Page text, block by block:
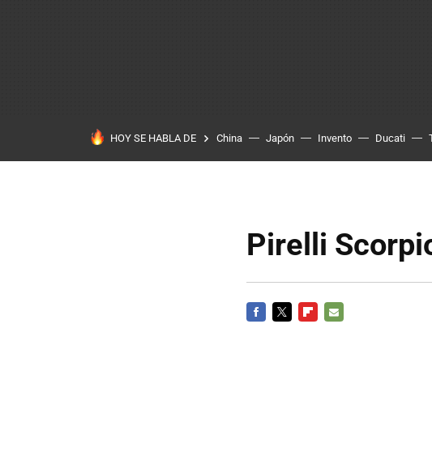
HOY SE HABLA DE China Japón Invento Ducati
Pirelli